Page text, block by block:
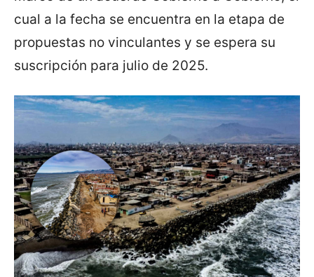
cual a la fecha se encuentra en la etapa de
propuestas no vinculantes y se espera su
suscripción para julio de 2025.